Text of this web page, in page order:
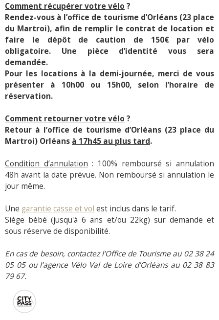
Comment récupérer votre vélo ?
Rendez-vous à l’office de tourisme d’Orléans (23 place
du Martroi), afin de remplir le contrat de location et
faire le dépôt de caution de 150€ par vélo
obligatoire. Une pièce d’identité vous sera
demandée.
Pour les locations à la demi-journée, merci de vous
présenter à 10h00 ou 15h00, selon l’horaire de
réservation.
Comment retourner votre vélo ?
Retour à l’office de tourisme d’Orléans (23 place du
Martroi) Orléans à 17h45 au plus tard.
Condition d’annulation : 100% remboursé si annulation
48h avant la date prévue. Non remboursé si annulation le
jour même.
Une garantie casse et vol est inclus dans le tarif.
Siège bébé (jusqu'à 6 ans et/ou 22kg) sur demande et
sous réserve de disponibilité.
En cas de besoin, contactez l’Office de Tourisme au 02 38 24
05 05 ou l’agence Vélo Val de Loire d’Orléans au 02 38 83
79 67.